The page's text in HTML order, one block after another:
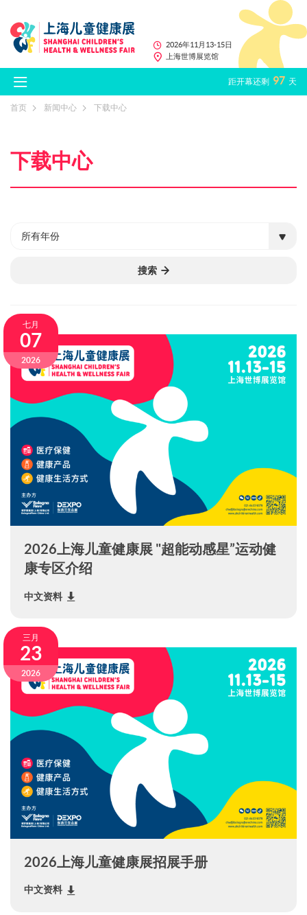
2026年11月13-15日
上海世博展览馆
距开幕还剩 97 天
首页 新闻中心 下载中心
下载中心
所有年份
搜索
七月
07
2026
2026上海儿童健康展 "超能动感星”运动健
康专区介绍
中文资料
三月
23
2026
2026上海儿童健康展招展手册
中文资料